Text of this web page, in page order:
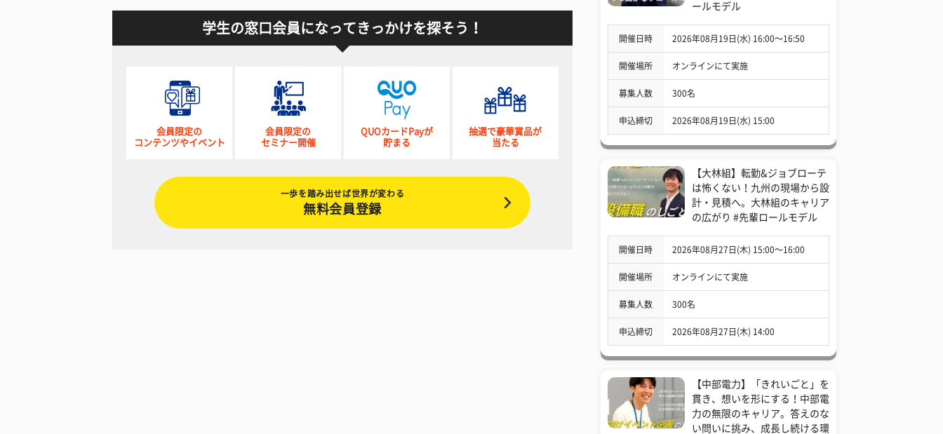
学生の窓口会員になってきっかけを探そう！
会員限定の
コンテンツやイベント
会員限定の
セミナー開催
QUOカードPayが
貯まる
抽選で豪華賞品が
当たる
一歩を踏み出せば世界が変わる
無料会員登録
ールモデル
開催日時 2026年08月19日(水) 16:00〜16:50
開催場所 オンラインにて実施
募集人数 300名
申込締切 2026年08月19日(水) 15:00
【大林組】転勤&ジョブローテ
は怖くない！九州の現場から設
計・見積へ。大林組のキャリア
の広がり #先輩ロールモデル
開催日時 2026年08月27日(木) 15:00〜16:00
開催場所 オンラインにて実施
募集人数 300名
申込締切 2026年08月27日(木) 14:00
【中部電力】「きれいごと」を
貫き、想いを形にする！中部電
力の無限のキャリア。答えのな
い問いに挑み、成長し続ける環